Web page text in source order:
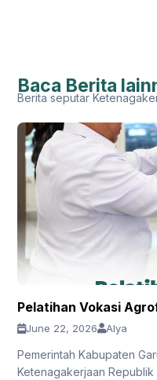
Baca Berita
Berita seputar
Pelatihan Vokasi
June 22, 2026 Alya
Pemerintah Kabupaten
Ketenagakerjaan